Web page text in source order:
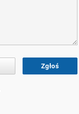
Zgłoś